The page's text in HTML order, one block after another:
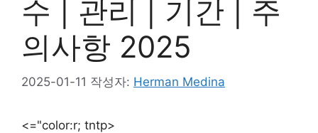
수 | 관리 | 기간 | 주
의사항 2025
2025-01-11 작성자: Herman Medina
<="color:r; tntp>